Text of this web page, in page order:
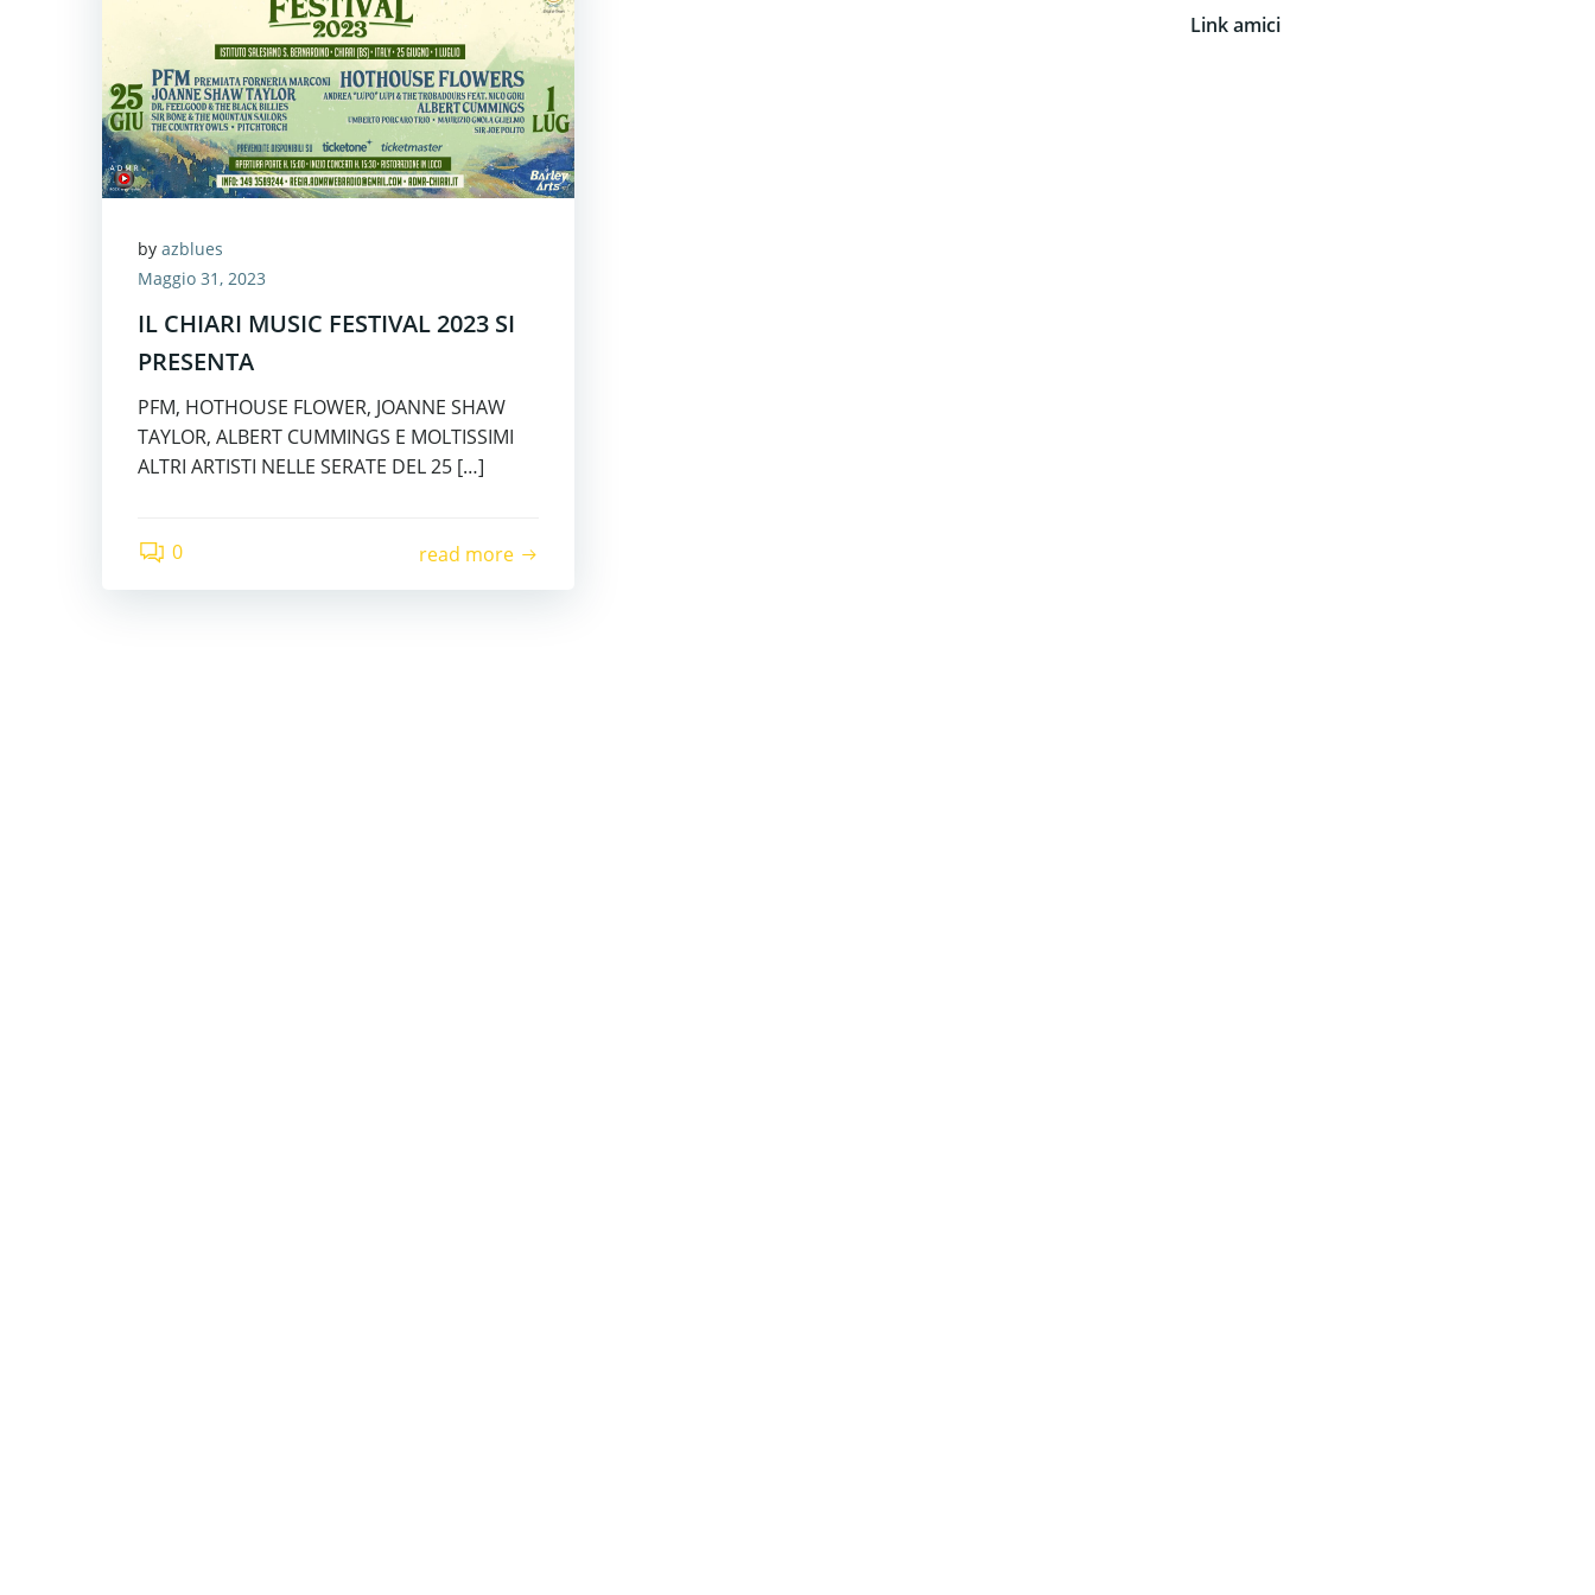
by azblues
Maggio 31, 2023
IL CHIARI MUSIC FESTIVAL 2023 SI
PRESENTA
PFM, HOTHOUSE FLOWER, JOANNE SHAW
TAYLOR, ALBERT CUMMINGS E MOLTISSIMI
ALTRI ARTISTI NELLE SERATE DEL 25 […]
0 read more
Link amici